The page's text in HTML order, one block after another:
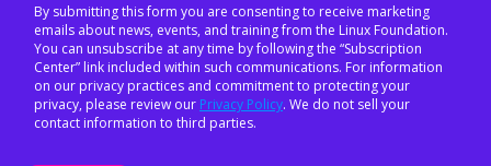
By submitting this form you are consenting to receive marketing
emails about news, events, and training from the Linux Foundation.
You can unsubscribe at any time by following the “Subscription
Center” link included within such communications. For information
on our privacy practices and commitment to protecting your
privacy, please review our Privacy Policy. We do not sell your
contact information to third parties.